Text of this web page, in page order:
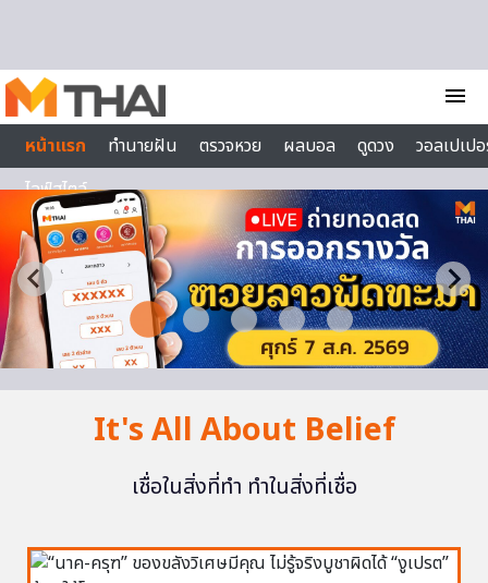
menu
หน้าแรก
ทำนายฝัน ตรวจหวย ผลบอล ดูดวง
วอลเปเป
ไลฟ์สไตล์
It's All About Belief
เชื่อในสิ่งที่ทำ ทำในสิ่งที่เชื่อ